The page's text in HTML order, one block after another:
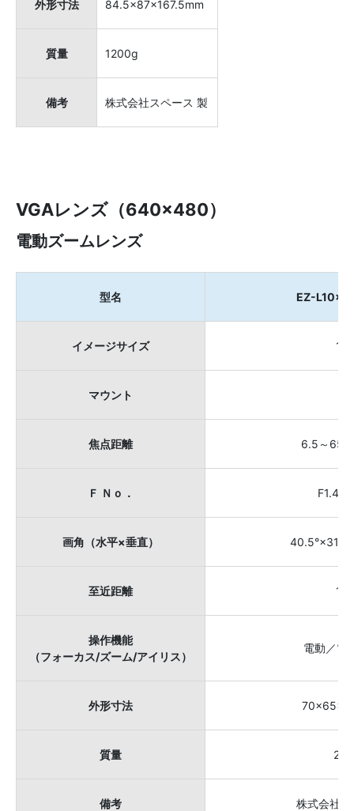
外形寸法 84.5×87×167.5mm
質量 1200g
備考 株式会社スペース 製
VGAレンズ（640×480）
電動ズームレンズ
型名 EZ-
イメージサイズ 1
マウント
焦点距離 6.5～
Ｆ Ｎｏ． F1.4
画角（水平×垂直） 40.5°×31°
至近距離
操作機能
（フォーカス/ズーム/アイリス）
電動／電
外形寸法
質量
備考 株式会社